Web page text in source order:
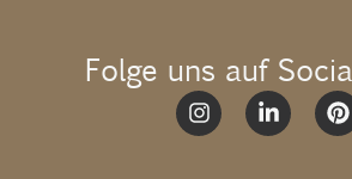
Alternative:Folge uns auf